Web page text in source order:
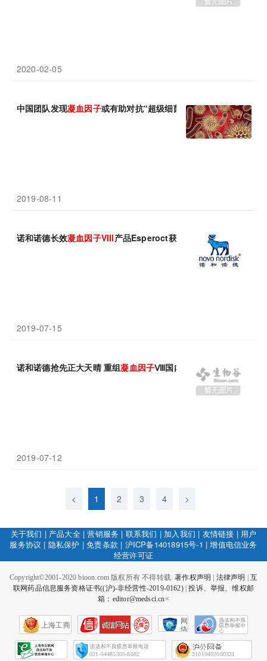
2020-02-05
中国团队发现凝血因子或有助对抗“超级细菌”
2019-08-11
诺和诺德长效凝血因子VIII产品Esperoct获批，用于儿童及成人患
2019-07-15
诺和诺德抢先正大天晴 重组凝血因子Ⅷ国内申报上市
2019-07-12
< 1 2 3 4 >
关于我们 | 产品大全|营销服务 | 联系我们 | 加入我们 | 友情链接 | 用户
服务协议 | 隐私保护 |免责条款 | 沪ICP备14018915号-1 |增值电信业务
经营许可证
Copyright©2001-2020 bioon.com 版权所有 不得转载.著作权声明 法律声明
互
联网药品信息服务资格证书((沪)-非经营性-2019-0162)|投诉、举报、维权邮
箱：editor@medsci.cn<
上海工商
网
络
会
征
021-54485309-8082 31010402000321